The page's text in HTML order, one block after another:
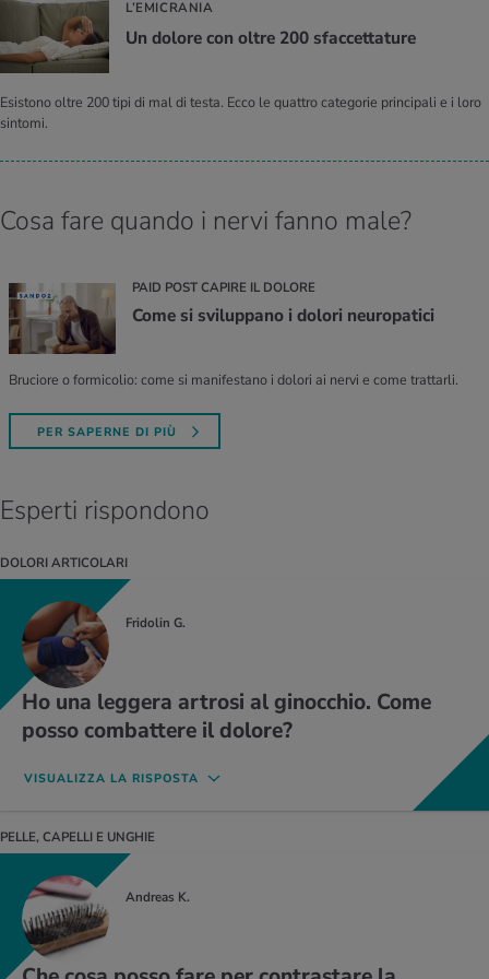
L’EMICRANIA
Un do­lo­re con oltre 200 sfac­cet­ta­tu­re
Esistono oltre 200 tipi di mal di testa. Ecco le quattro categorie principali e i loro
sintomi.
Cosa fare quando i nervi fanno male?
PAID POST CAPIRE IL DOLORE
Come si sviluppano i dolori neuropatici
Bruciore o formicolio: come si manifestano i dolori ai nervi e come trattarli.
PER SAPERNE DI PIÙ
Esperti rispondono
DOLORI ARTICOLARI
Fridolin G.
Ho una leggera artrosi al ginocchio. Come
posso combattere il dolore?
VISUALIZZA LA RISPOSTA
Medbase di Diepoldsau e di Heerbrugg,
sport SGSM/SSMS
PELLE, CAPELLI E UNGHIE
Andreas K.